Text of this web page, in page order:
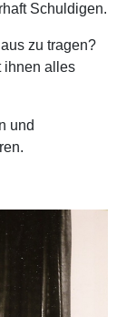
Schuldigen.
zu tragen?
ihnen alles
und